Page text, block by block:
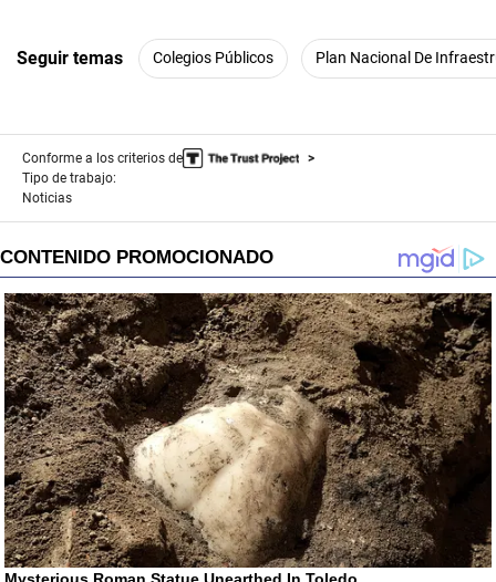
Seguir temas Colegios Públicos Plan Nacional De
Conforme a los criterios de
Tipo de trabajo:
Noticias